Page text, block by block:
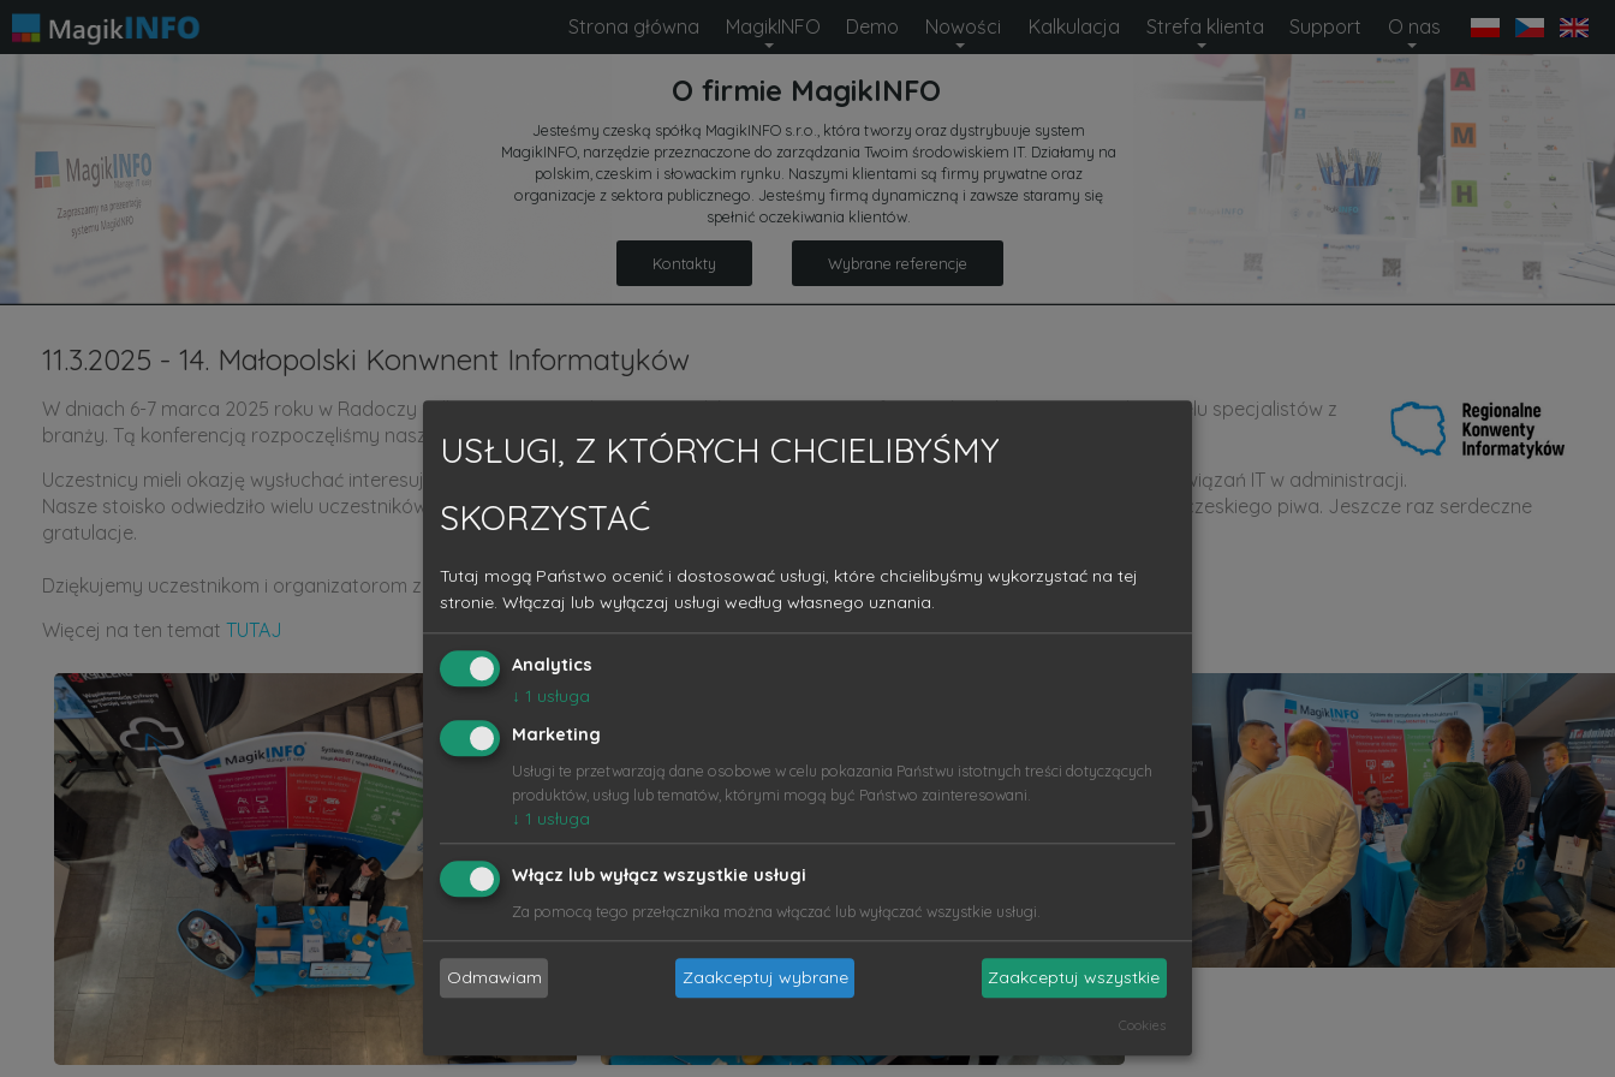
Strona główna MagikINFO Demo Nowości Kalkulacja Strefa klienta Support O nas
O firmie MagikINFO
Jesteśmy czeską spółką MagikINFO s.r.o., która tworzy oraz dystrybuuje system
MagikINFO, narzędzie przeznaczone do zarządzania Twoim środowiskiem IT. Działamy na
polskim, czeskim i słowackim rynku. Naszymi klientami są firmy prywatne oraz
organizacje z sektora publicznego. Jesteśmy firmą dynamiczną i zawsze staramy się
spełnić oczekiwania klientów.
Kontakty Wybrane referencje
11.3.2025 - 14. Małopolski Konwnent Informatyków
W dniach 6-7 marca 2025 roku w Radoczy odbyła się już 14 edycja Małopolskiego Konwentu Informatyków, która zgromadziła wielu specjalistów z
branży. Tą konferencją rozpoczęliśmy nasze coroczne tourne by spotkać się z Wami osobiście.
Uczestnicy mieli okazję wysłuchać interesujących prelekcji na temat najnowszych trendów w technologii oraz innowacyjnych rozwiązań IT w administracji.
Nasze stoisko odwiedziło wielu uczestników, a spośród wypełnionych ankiet wylosowaliśmy dwie osoby, które wygrały 5l beczkę czeskiego piwa. Jeszcze raz serdeczne
gratulacje.
Dziękujemy uczestnikom i organizatorom za spotkanie i już nie możemy doczekać się kolejnych!
Więcej na ten temat TUTAJ
USŁUGI, Z KTÓRYCH CHCIELIBYŚMY
SKORZYSTAĆ
Tutaj mogą Państwo ocenić i dostosować usługi, które chcielibyśmy wykorzystać na tej
stronie. Włączaj lub wyłączaj usługi według własnego uznania.
Analytics
↓ 1 usługa
Marketing
Usługi te przetwarzają dane osobowe w celu pokazania Państwu istotnych treści dotyczących
produktów, usług lub tematów, którymi mogą być Państwo zainteresowani.
↓ 1 usługa
Włącz lub wyłącz wszystkie usługi
Za pomocą tego przełącznika można włączać lub wyłączać wszystkie usługi.
Odmawiam Zaakceptuj wybrane Zaakceptuj wszystkie
Cookies